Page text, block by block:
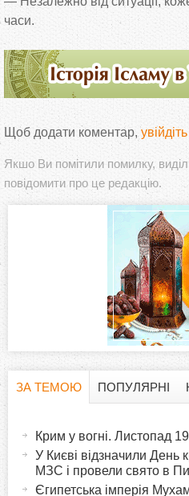
часи.
Щоб додати коментар, увійдіть
Якшо Ви помітили помилку,
повідомити про це редакцію.
ЗА ТЕМОЮ
ПОПУЛЯРНІ
Крим у вогні. Листопад
У Києві відзначили День
МЗС і провели свято в
Єгипетська імперія